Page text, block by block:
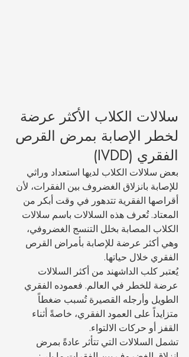
سلالات الكلاب الأكثر عرضة
لخطر الإصابة بمرض القرص
الفقري (IVDD)
بعض سلالات الكلاب لديها استعداد وراثي
للإصابة بانزلاق الغضروف بين الفقرات، لأن
أقراصها الفقرية تتدهور في وقت أبكر من
المعتاد. تُعرف هذه السلالات باسم سلالات
الكلاب المصابة بخلل التنسج الغضروفي،
وهي أكثر عرضة للإصابة بأمراض القرص
الفقري خلال حياتها.
يُعتبر كلب الداشهند من أكثر السلالات
عرضة للخطر في العالم. فعموده الفقري
الطويل وأرجله القصيرة تُسبب ضغطاً
متزايداً على العمود الفقري، خاصةً أثناء
القفز أو حركات الالتواء.
تشمل السلالات التي تتأثر عادةً بمرض